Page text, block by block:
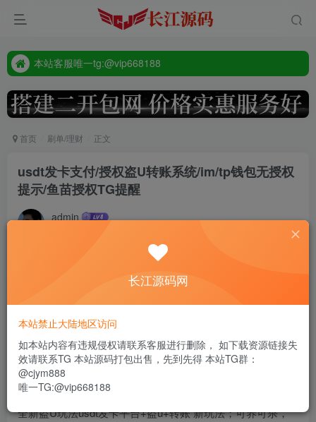
本站客服唯一tg:@vip668188
本站客服唯一tg:@vip668188
首页 刷单/理财 正文
usdt发卡支付/授权盗U转账系统/im/tp钱包无授权
提示/鱼苗授权TG提醒
admin
此内容为付费资源，请付费后查看
usdt188 限时特惠
全新盗U玩法usdt发卡平台+盗u+转账 新玩法；可养可杀，
长江源码网
本站禁止大陆地区访问
如本站内容有违规侵权请联系客服进行删除， 如下载资源链接失
效请联系TG 本站源码打包出售，先到先得 本站TG群：
@cjym888
唯一TG:@vip668188